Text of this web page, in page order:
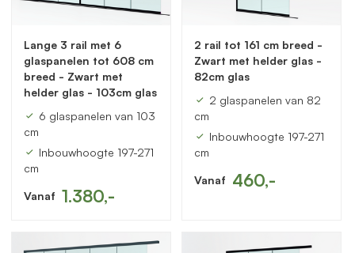
Lange 3 rail met 6
glaspanelen tot 608 cm
breed - Zwart met
helder glas - 103cm glas
6 glaspanelen van 103
cm
Inbouwhoogte 197-271
cm
Vanaf 1.380,-
2 rail tot 161 cm breed -
Zwart met helder glas -
82cm glas
2 glaspanelen van 82
cm
Inbouwhoogte 197-271
cm
Vanaf 460,-